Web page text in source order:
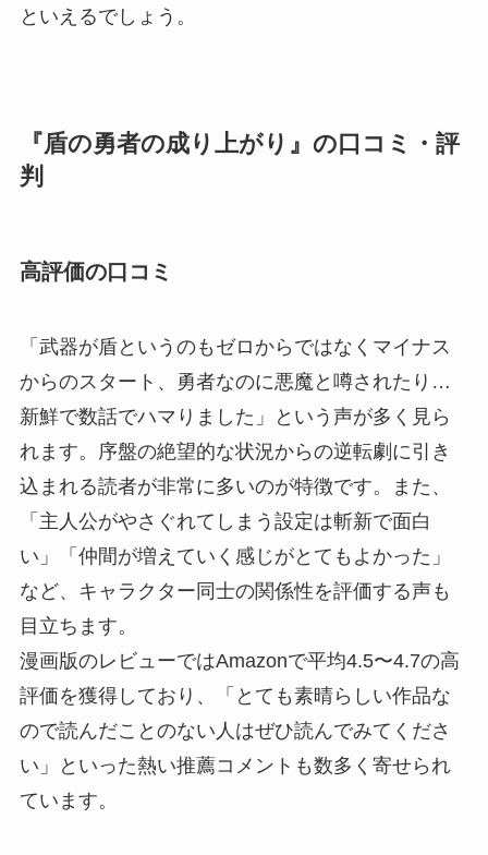
といえるでしょう。
『盾の勇者の成り上がり』の口コミ・評
判
高評価の口コミ
「武器が盾というのもゼロからではなくマイナス
からのスタート、勇者なのに悪魔と噂されたり…
新鮮で数話でハマりました」という声が多く見ら
れます。序盤の絶望的な状況からの逆転劇に引き
込まれる読者が非常に多いのが特徴です。また、
「主人公がやさぐれてしまう設定は斬新で面白
い」「仲間が増えていく感じがとてもよかった」
など、キャラクター同士の関係性を評価する声も
目立ちます。
漫画版のレビューではAmazonで平均4.5〜4.7の高
評価を獲得しており、「とても素晴らしい作品な
ので読んだことのない人はぜひ読んでみてくださ
い」といった熱い推薦コメントも数多く寄せられ
ています。